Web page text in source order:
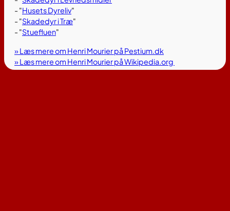
- "Husets Dyreliv"
- "Skadedyr i Træ"
- "Stuefluen"
» Læs mere om Henri Mourier på Pestium.dk
» Læs mere om Henri Mourier på Wikipedia.org